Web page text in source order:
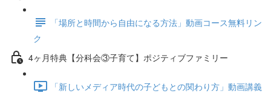
「場所と時間から自由になる方法」動画コース無料リン
ク
4ヶ月特典【分科会③子育て】ポジティブファミリー
「新しいメディア時代の子どもとの関わり方」動画講義